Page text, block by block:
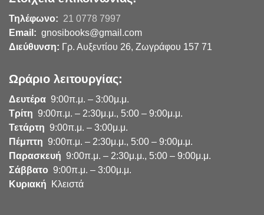
Τηλέφωνο: 21 0778 7997
Email: gnosibooks@gmail.com
Διεύθυνση: Γρ. Αυξεντίου 26, Ζωγράφου 157 71
Ωράριο λειτουργίας:
Δευτέρα 9:00π.μ. – 3:00μ.μ.
Τρίτη 9:00π.μ. – 2:30μ.μ., 5:00 – 9:00μ.μ.
Τετάρτη 9:00π.μ. – 3:00μ.μ.
Πέμπτη 9:00π.μ. – 2:30μ.μ., 5:00 – 9:00μ.μ.
Παρασκευή 9:00π.μ. – 2:30μ.μ., 5:00 – 9:00μ.μ.
Σάββατο 9:00π.μ. – 3:00μ.μ.
Κυριακή Κλειστά